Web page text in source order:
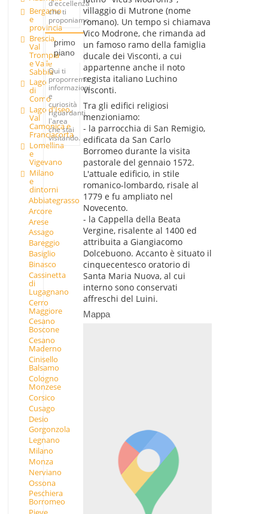
Bergamo
e
provincia
Brescia,
Val
Trompia
e Valle
Sabbia
Lago
di
Como
Lago d'Iseo,
Val
Camonica e
Franciacorta
Lomellina
e
Vigevano
Milano
e
dintorni
Abbiategrasso
Arcore
Arese
Assago
Bareggio
Basiglio
Binasco
Cassinetta
di
Lugagnano
Cerro
Maggiore
Cesano
Boscone
Cesano
Maderno
Cinisello
Balsamo
Cologno
Monzese
Corsico
Cusago
Desio
Gorgonzola
Legnano
Milano
Monza
Nerviano
Ossona
Peschiera
Borromeo
d'eccellenza
che ti
proponiamo.
primo
piano
Qui ti
proporremo
informazioni
e
curiosità
riguardanti
l'area
che stai
visitando.
villaggio di Mutrone (nome
romano). Un tempo si chiamava
Vico Modrone, che rimanda ad
un famoso ramo della famiglia
ducale dei Visconti, a cui
appartenne anche il noto
regista italiano Luchino
Visconti.
Tra gli edifici religiosi
menzioniamo:
- la parrocchia di San Remigio,
edificata da San Carlo
Borromeo durante la visita
pastorale del gennaio 1572.
L'attuale edificio, in stile
romanico-lombardo, risale al
1779 e fu ampliato nel
Novecento.
- la Cappella della Beata
Vergine, risalente al 1400 ed
attribuita a Giangiacomo
Dolcebuono. Accanto è situato il
cinquecentesco oratorio di
Santa Maria Nuova, al cui
interno sono conservati
affreschi del Luini.
Mappa